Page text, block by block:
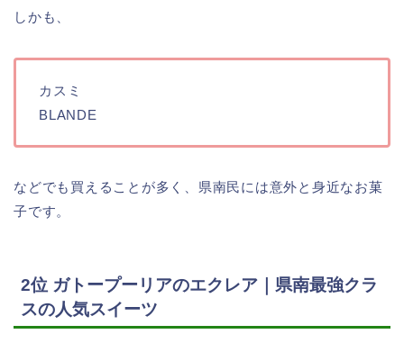
しかも、
カスミ
BLANDE
などでも買えることが多く、県南民には意外と身近なお菓
子です。
2位 ガトープーリアのエクレア｜県南最強クラ
スの人気スイーツ